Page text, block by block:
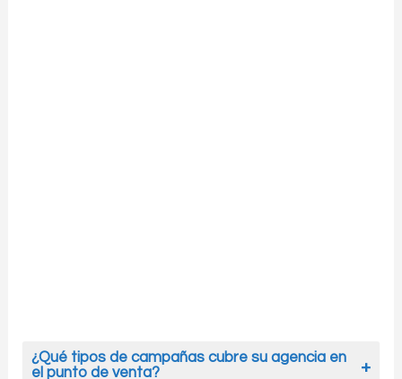
¿Qué tipos de campañas cubre su agencia en
el punto de venta?